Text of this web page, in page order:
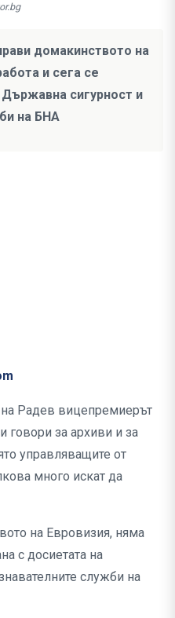
домакинството на
и сега се
сигурност и
на БНА
Радев вицепремиерът
говори за архиви и за
управляващите от
много искат да
на Евровизия, няма
с досиетата на
служби на